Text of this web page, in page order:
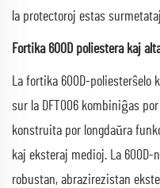
la protectoroj estas
Fortika 600D poliestera kaj
La fortika 600D-poliesterŝelo
sur la DFT006 kombiniĝas
konstruita por longdaŭra
kaj eksteraj medioj. La
robustan, abrazirezistan